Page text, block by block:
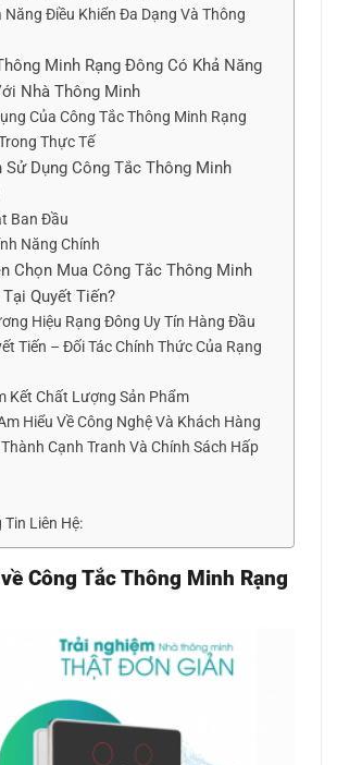
Năng Điều Khiển Đa Dạng Và Thông
Minh Rạng Đông Có Khả Năng
Nhà Thông Minh
Của Công Tắc Thông Minh Rạng
Thực Tế
Sử Dụng Công Tắc Thông Minh
Ban Đầu
Năng Chính
Chọn Mua Công Tắc Thông Minh
Quyết Tiến?
Hiệu Rạng Đông Uy Tín Hàng Đầu
Tiến – Đối Tác Chính Thức Của Rạng
Kết Chất Lượng Sản Phẩm
Hiểu Về Công Nghệ Và Khách Hàng
Cạnh Tranh Và Chính Sách Hấp
Tin Liên Hệ:
Công Tắc Thông Minh Rạng